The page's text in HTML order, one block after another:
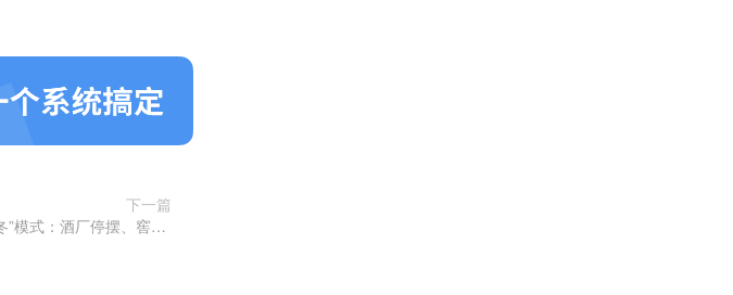
下一篇
价格暴跌6成，茅台镇开启“过冬”模式：酒厂停摆、窖池免费送，都在赌2027